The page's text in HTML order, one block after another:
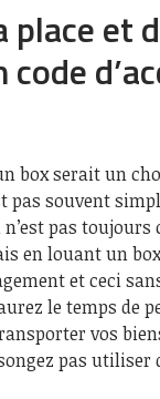
et
box serait un
pas souvent
pas
en louant un
et ceci
le temps de
vos
pas utiliser